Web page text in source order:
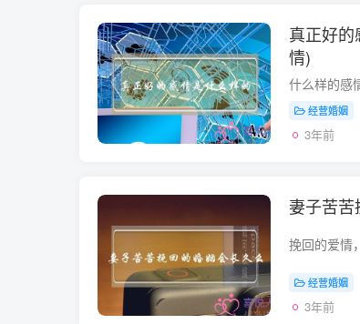
真正好
情)
经营婚姻
3年前
妻子苦
经营婚姻
3年前